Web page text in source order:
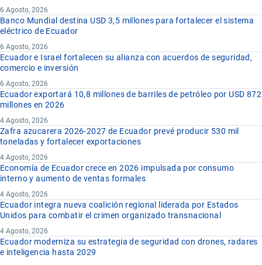
6 Agosto, 2026
Banco Mundial destina USD 3,5 millones para fortalecer el sistema
eléctrico de Ecuador
6 Agosto, 2026
Ecuador e Israel fortalecen su alianza con acuerdos de seguridad,
comercio e inversión
6 Agosto, 2026
Ecuador exportará 10,8 millones de barriles de petróleo por USD 872
millones en 2026
4 Agosto, 2026
Zafra azucarera 2026-2027 de Ecuador prevé producir 530 mil
toneladas y fortalecer exportaciones
4 Agosto, 2026
Economía de Ecuador crece en 2026 impulsada por consumo
interno y aumento de ventas formales
4 Agosto, 2026
Ecuador integra nueva coalición regional liderada por Estados
Unidos para combatir el crimen organizado transnacional
4 Agosto, 2026
Ecuador moderniza su estrategia de seguridad con drones, radares
e inteligencia hasta 2029